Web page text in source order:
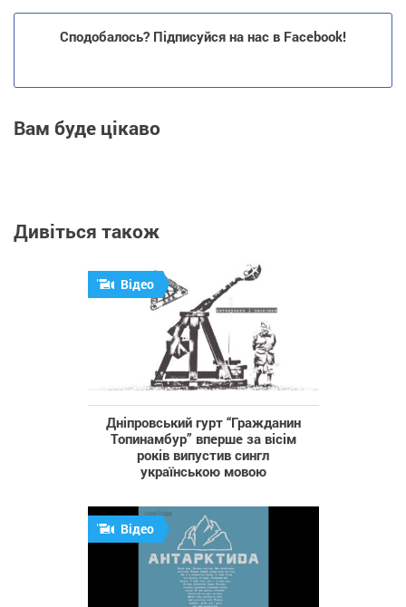
Сподобалось? Підписуйся на нас в Facebook!
Вам буде цікаво
Дивіться також
Відео
Дніпровський гурт “Гражданин
Топинамбур” вперше за вісім
років випустив сингл
українською мовою
Відео